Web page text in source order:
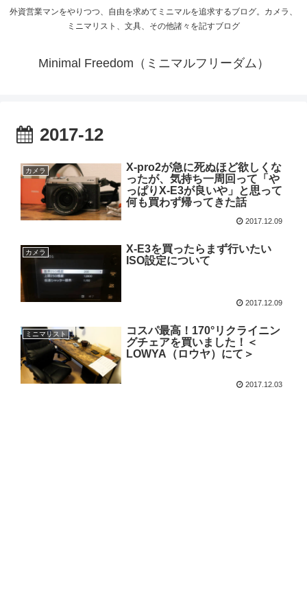
外資営業マンをやりつつ、自由を求めてミニマルを追求するブログ。カメラ、
ミニマリスト、文具、その他諸々を記すブログ
Minimal Freedom（ミニマルフリーダム）
2017-12
カメラ
X-pro2が急に死ぬほど欲しくな
ったが、気持ち一周回って「や
っぱりX-E3が良いや」と思って
何も買わず帰ってきた話
2017.12.09
カメラ
X-E3を買ったらまず行いたい
ISO設定について
2017.12.09
ミニマリスト
コスパ最高！170°リクライニン
グチェアを買いました！＜
LOWYA（ロウヤ）にて＞
2017.12.03